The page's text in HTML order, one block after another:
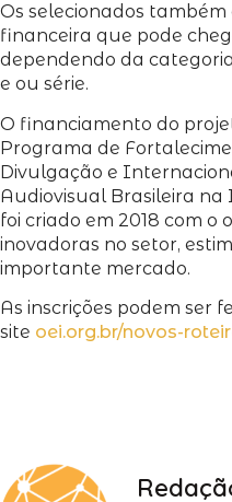
Os selecionados
financeira que pode
dependendo da
e ou série.
O financiamento do
Programa de
Divulgação e
Audiovisual Brasileira
foi criado em 2018 com o
inovadoras no setor,
importante mercado.
As inscrições podem ser
site oei.org.br/novos-